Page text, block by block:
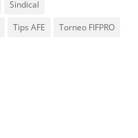
Sindical
Tips AFE
Torneo FIFPRO